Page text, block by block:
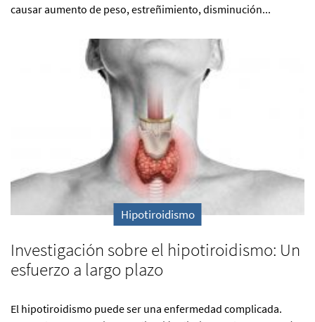
causar aumento de peso, estreñimiento, disminución...
Hipotiroidismo
Investigación sobre el hipotiroidismo: Un
esfuerzo a largo plazo
El hipotiroidismo puede ser una enfermedad complicada.